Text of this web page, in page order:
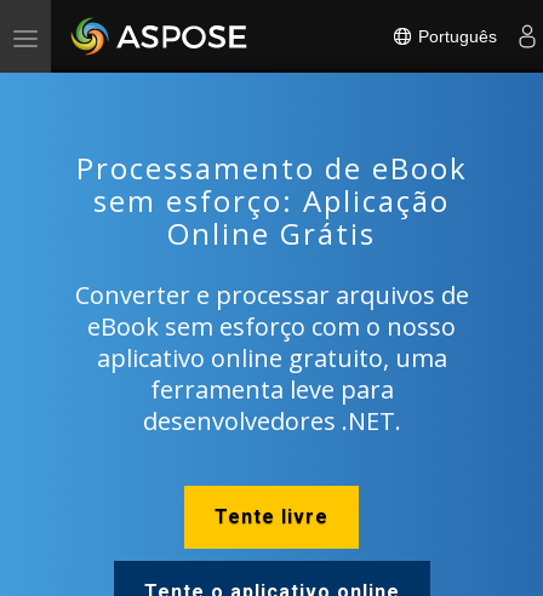
Toggle
Português
Processamento de eBook
sem esforço: Aplicação
Online Grátis
Converter e processar arquivos de
eBook sem esforço com o nosso
aplicativo online gratuito, uma
ferramenta leve para
desenvolvedores .NET.
Tente livre